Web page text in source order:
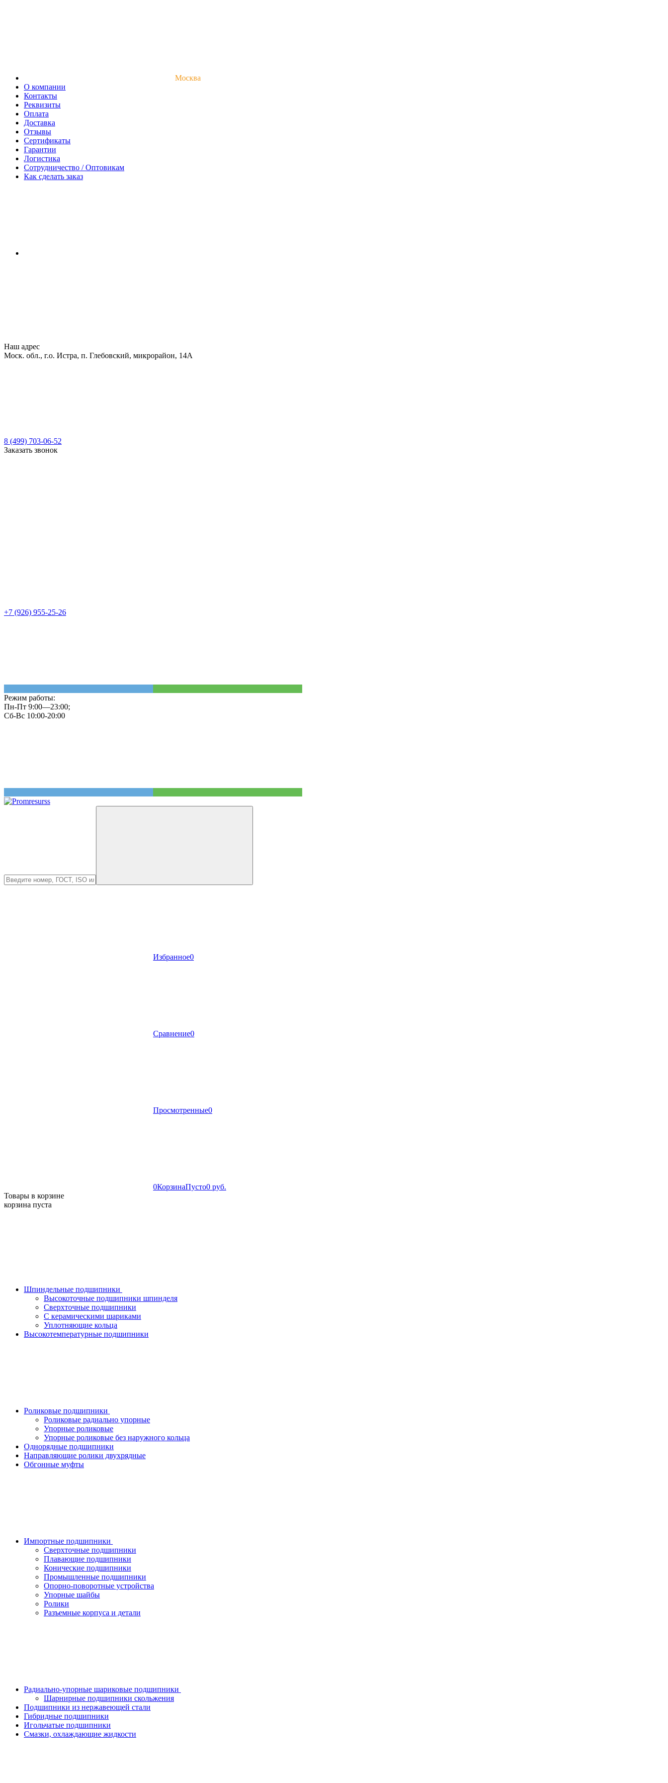
Москва
О компании
Контакты
Реквизиты
Оплата
Доставка
Отзывы
Сертификаты
Гарантии
Логистика
Сотрудничество / Оптовикам
Как сделать заказ
Наш адрес
Моск. обл., г.о. Истра, п. Глебовский, микрорайон, 14А
8 (499) 703-06-52
Заказать звонок
+7 (926) 955-25-26
Режим работы:
Пн-Пт 9:00—23:00;
Сб-Вс 10:00-20:00
Избранное0
Сравнение0
Просмотренные0
0КорзинаПусто0 руб.
Товары в корзине
корзина пуста
Шпиндельные подшипники
Высокоточные подшипники шпинделя
Сверхточные подшипники
С керамическими шариками
Уплотняющие кольца
Высокотемпературные подшипники
Роликовые подшипники
Роликовые радиально упорные
Упорные роликовые
Упорные роликовые без наружного кольца
Однорядные подшипники
Направляющие ролики двухрядные
Обгонные муфты
Импортные подшипники
Сверхточные подшипники
Плавающие подшипники
Конические подшипники
Промышленные подшипники
Опорно-поворотные устройства
Упорные шайбы
Ролики
Разъемные корпуса и детали
Радиально-упорные шариковые подшипники
Шарнирные подшипники скольжения
Подшипники из нержавеющей стали
Гибридные подшипники
Игольчатые подшипники
Смазки, охлаждающие жидкости